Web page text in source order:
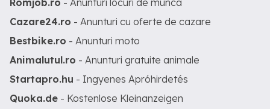
Romjob.ro - Anunturi locuri de munca
Cazare24.ro - Anunturi cu oferte de cazare
Bestbike.ro - Anunturi moto
Animalutul.ro - Anunturi gratuite animale
Startapro.hu - Ingyenes Apróhirdetés
Quoka.de - Kostenlose Kleinanzeigen